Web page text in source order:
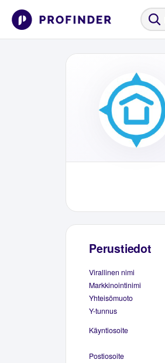
Perustiedot
Virallinen nimi
Markkinointinimi
Yhteisömuoto
Y-tunnus
Käyntiosoite
Postiosoite